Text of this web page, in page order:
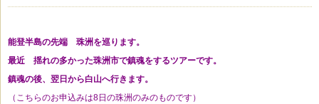
能登半島の先端 珠洲を巡ります。
最近 揺れの多かった珠洲市で鎮魂をするツアーです。
鎮魂の後、翌日から白山へ行きます。
（こちらのお申込みは8日の珠洲のみのものです）